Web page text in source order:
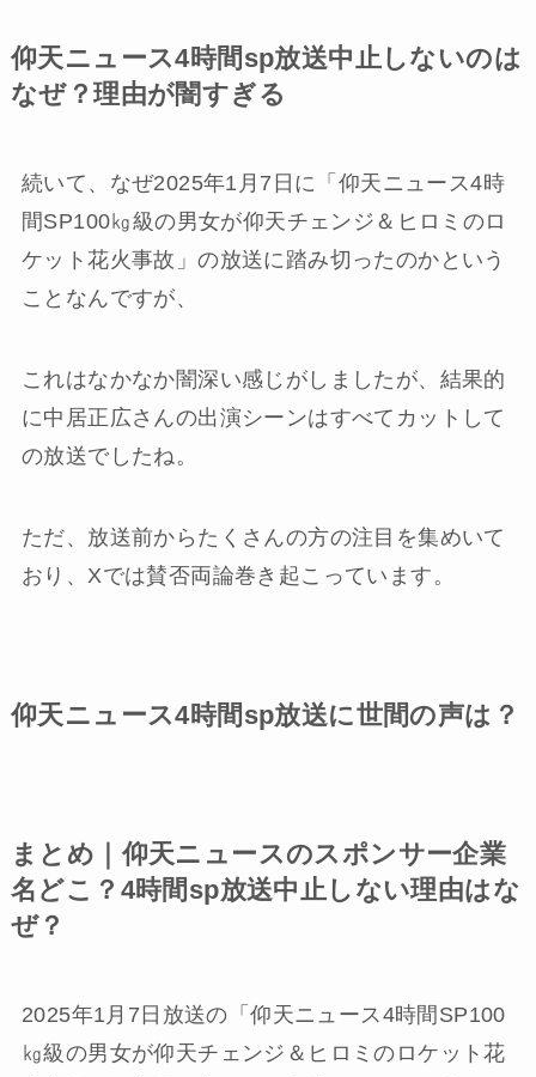
仰天ニュース4時間sp放送中止しないのは
なぜ？理由が闇すぎる
続いて、なぜ2025年1月7日に「仰天ニュース4時
間SP100㎏級の男女が仰天チェンジ＆ヒロミのロ
ケット花火事故」の放送に踏み切ったのかという
ことなんですが、
これはなかなか闇深い感じがしましたが、結果的
に中居正広さんの出演シーンはすべてカットして
の放送でしたね。
ただ、放送前からたくさんの方の注目を集めいて
おり、Xでは賛否両論巻き起こっています。
仰天ニュース4時間sp放送に世間の声は？
まとめ｜仰天ニュースのスポンサー企業
名どこ？4時間sp放送中止しない理由はな
ぜ？
2025年1月7日放送の「仰天ニュース4時間SP100
㎏級の男女が仰天チェンジ＆ヒロミのロケット花